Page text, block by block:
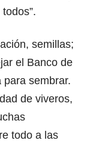
semillas;
el Banco de
para sembrar.
de viveros,
todo a las